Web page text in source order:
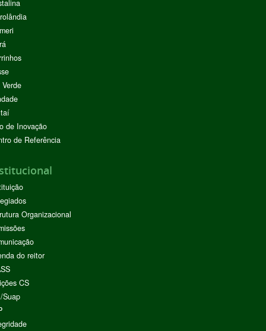
de Inovação
de Referência
Organizacional
do reitor
CS
Suap